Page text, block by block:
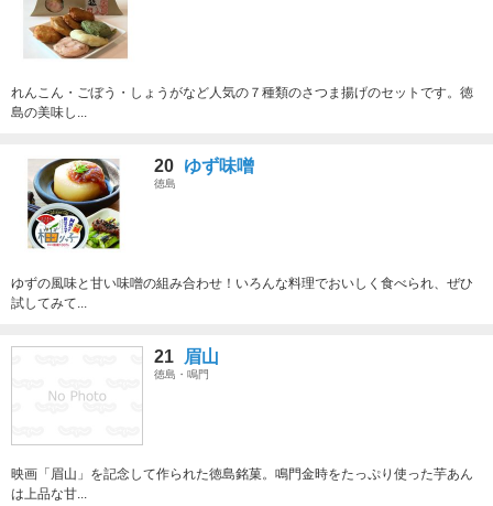
れんこん・ごぼう・しょうがなど人気の７種類のさつま揚げのセットです。徳
島の美味し...
20 ゆず味噌
徳島
ゆずの風味と甘い味噌の組み合わせ！いろんな料理でおいしく食べられ、ぜひ
試してみて...
21 眉山
徳島・鳴門
映画「眉山」を記念して作られた徳島銘菓。鳴門金時をたっぷり使った芋あん
は上品な甘...